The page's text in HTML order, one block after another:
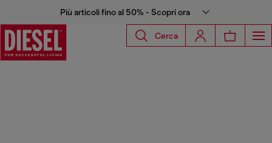
Più articoli fino al 50% - Scopri ora
Cerca